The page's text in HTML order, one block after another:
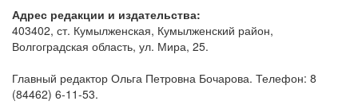
Адрес редакции и издательства:
403402, ст. Кумылженская, Кумылженский район,
Волгоградская область, ул. Мира, 25.
Главный редактор Ольга Петровна Бочарова. Телефон: 8
(84462) 6-11-53.